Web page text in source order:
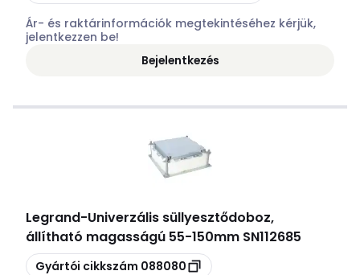
Ár- és raktárinformációk megtekintéséhez kérjük,
jelentkezzen be!
Bejelentkezés
Legrand-Univerzális süllyesztődoboz,
állítható magasságú 55-150mm SN112685
Másolás
Gyártói cikkszám 088080